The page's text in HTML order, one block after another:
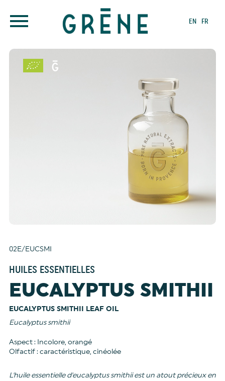
EN FR
02E/EUCSMI
HUILES ESSENTIELLES
EUCALYPTUS SMITHII
EUCALYPTUS SMITHII LEAF OIL
Eucalyptus smithii
Aspect : Incolore, orangé
Olfactif : caractéristique, cinéolée
L'huile essentielle d'eucalyptus smithii est un atout précieux en